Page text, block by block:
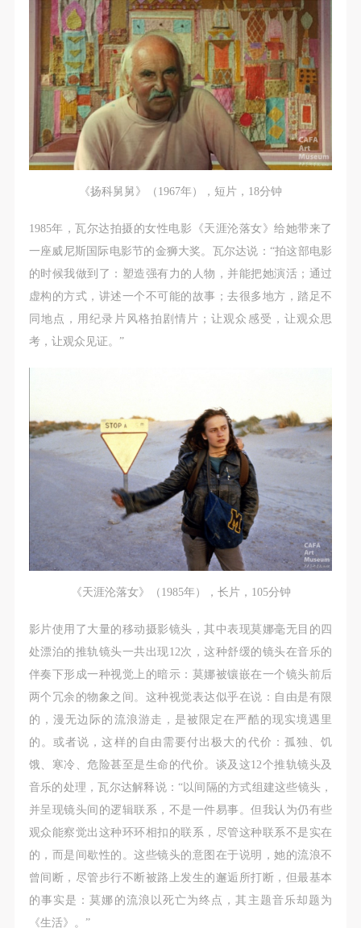
《扬科舅舅》（1967年），短片，18分钟
1985年，瓦尔达拍摄的女性电影《天涯沦落女》给她带来了
一座威尼斯国际电影节的金狮大奖。瓦尔达说：“拍这部电影
的时候我做到了：塑造强有力的人物，并能把她演活；通过
虚构的方式，讲述一个不可能的故事；去很多地方，踏足不
同地点，用纪录片风格拍剧情片；让观众感受，让观众思
考，让观众见证。”
《天涯沦落女》（1985年），长片，105分钟
影片使用了大量的移动摄影镜头，其中表现莫娜毫无目的四
处漂泊的推轨镜头一共出现12次，这种舒缓的镜头在音乐的
伴奏下形成一种视觉上的暗示：莫娜被镶嵌在一个镜头前后
两个冗余的物象之间。这种视觉表达似乎在说：自由是有限
的，漫无边际的流浪游走，是被限定在严酷的现实境遇里
的。或者说，这样的自由需要付出极大的代价：孤独、饥
饿、寒冷、危险甚至是生命的代价。谈及这12个推轨镜头及
音乐的处理，瓦尔达解释说：“以间隔的方式组建这些镜头，
并呈现镜头间的逻辑联系，不是一件易事。但我认为仍有些
观众能察觉出这种环环相扣的联系，尽管这种联系不是实在
的，而是间歇性的。这些镜头的意图在于说明，她的流浪不
曾间断，尽管步行不断被路上发生的邂逅所打断，但最基本
的事实是：莫娜的流浪以死亡为终点，其主题音乐却题为
《生活》。”